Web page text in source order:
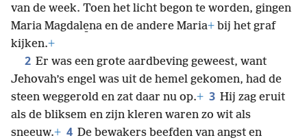
van de week. Toen het licht begon te worden, gingen
Maria Magdale̱na en de andere Maria+ bij het graf
kijken.+
2 Er was een grote aardbeving geweest, want
Jehovah’s engel was uit de hemel gekomen, had de
steen weggerold en zat daar nu op.+ 3 Hij zag eruit
als de bliksem en zijn kleren waren zo wit als
sneeuw.+ 4 De bewakers beefden van angst en